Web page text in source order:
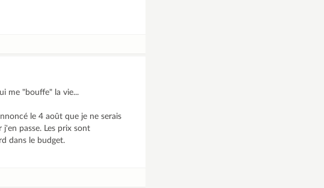
me "bouffe" la vie...
le 4 août que je ne serais
passe. Les prix sont
dans le budget.